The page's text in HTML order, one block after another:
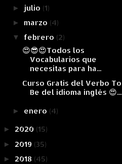
► julio (1)
► marzo (4)
▼ febrero (2)
😍😎😍Todos los
Vocabularios que
necesitas para ha...
Curso Gratis del Verbo To
Be del idioma inglés 😍...
► enero (4)
► 2020 (15)
► 2019 (35)
► 2018 (45)